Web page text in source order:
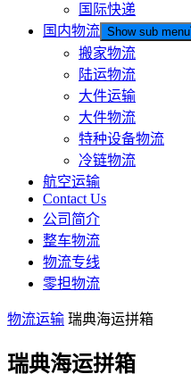
国际快递
国内物流 Show sub menu
搬家物流
陆运物流
大件运输
大件物流
特种设备物流
冷链物流
航空运输
Contact Us
公司简介
整车物流
物流专线
零担物流
物流运输 瑞典海运拼箱
瑞典海运拼箱